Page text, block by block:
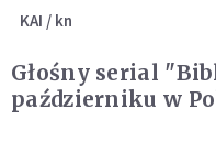
KAI / kn
Głośny serial